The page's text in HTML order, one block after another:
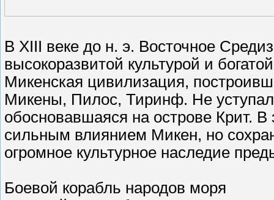
В XIII веке до н. э. Восточное
высокоразвитой культурой и
Микенская цивилизация,
Микены, Пилос, Тиринф. Не
обосновавшаяся на острове Крит.
сильным влиянием Микен, но
огромное культурное наследие
Боевой корабль народов моря